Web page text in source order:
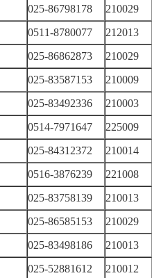
025-86798178 210029
0511-8780077 212013
025-86862873 210029
025-83587153 210009
025-83492336 210003
0514-7971647 225009
025-84312372 210014
0516-3876239 221008
025-83758139 210013
025-86585153 210029
025-83498186 210013
025-52881612 210012